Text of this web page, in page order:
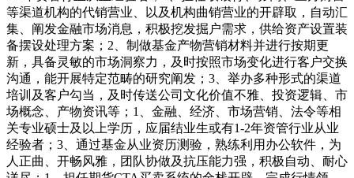
等渠道机构的代销营业、以及机构曲销营业的开辟取，自动汇
集、阐发金融市场消息，积极挖发掘户需求，供给资产设置装
备摆设处理方案；2、制做基金产物营销材料并进行按期更
新，具备灵敏的市场洞察力，及时按照市场变化进行客户交换
沟通，能开展特定范畴的研究阐发；3、举办多种形式的渠道
培训及客户勾当，及时传送公司文化价值不雅、投资逻辑、市
场概念、产物资讯等；1、金融、经济、市场营销、法令等相
关专业硕士及以上学历，应届结业生或有1-2年资管行业从业
经验者；3、通过基金从业资历测验，熟练利用办公软件，为
人正曲、开畅风雅，团队协做及抗压能力强，积极自动、耐心